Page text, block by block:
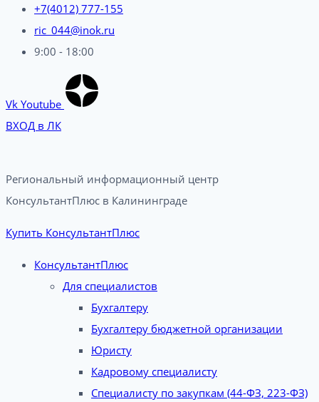
+7(4012) 777-155
ric_044@inok.ru
9:00 - 18:00
Vk Youtube
ВХОД в ЛК
Региональный информационный центр
КонсультантПлюс в Калининграде​
Купить КонсультантПлюс
КонсультантПлюс
Для специалистов
Бухгалтеру
Бухгалтеру бюджетной организации
Юристу
Кадровому специалисту
Специалисту по закупкам (44-ФЗ, 223-ФЗ)